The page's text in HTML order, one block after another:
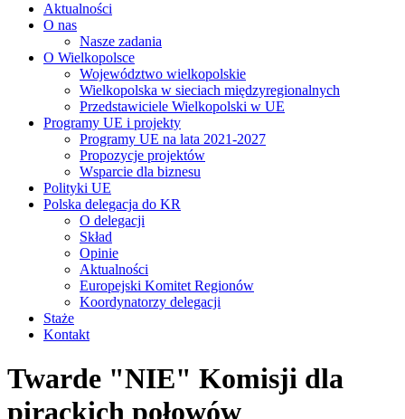
Aktualności
O nas
Nasze zadania
O Wielkopolsce
Województwo wielkopolskie
Wielkopolska w sieciach międzyregionalnych
Przedstawiciele Wielkopolski w UE
Programy UE i projekty
Programy UE na lata 2021-2027
Propozycje projektów
Wsparcie dla biznesu
Polityki UE
Polska delegacja do KR
O delegacji
Skład
Opinie
Aktualności
Europejski Komitet Regionów
Koordynatorzy delegacji
Staże
Kontakt
Twarde "NIE" Komisji dla
pirackich połowów